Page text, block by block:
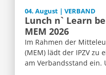
04. August | VERBAND
Lunch n` Learn
MEM 2026
Im Rahmen der
(MEM) lädt der IPZV zu
am Verbandsstand ein.